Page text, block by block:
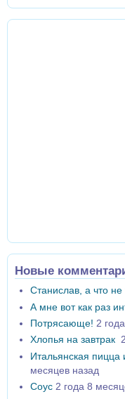
Новые
Станислав, а что не
А мне вот как раз
Потрясающе! 2
Хлопья на завтрак
Итальянская
месяцев назад
Соус 2 года 8